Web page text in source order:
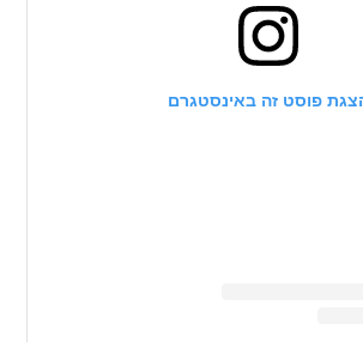
פוסט זה באינסטגרם